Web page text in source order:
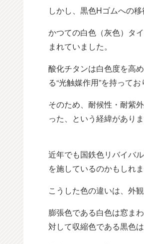
しかし、黒色Hゴムへの
かつての白色（灰色）タ
まれていました。
酸化チタンは白色度を高
る“光触媒作用”を持って
そのため、耐候性・耐紫
った、という経緯がありま
近年でも国鉄色リバイバ
を施しているのかもしれま
こうした色の違いは、外
膨張色である白色は窓ま
対して収縮色である黒色